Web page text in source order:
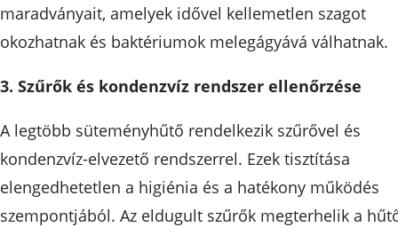
maradványait, amelyek idővel kellemetlen szagot
okozhatnak és baktériumok melegágyává válhatnak.
3. Szűrők és kondenzvíz rendszer ellenőrzése
A legtöbb süteményhűtő rendelkezik szűrővel és
kondenzvíz-elvezető rendszerrel. Ezek tisztítása
elengedhetetlen a higiénia és a hatékony működés
szempontjából. Az eldugult szűrők megterhelik a